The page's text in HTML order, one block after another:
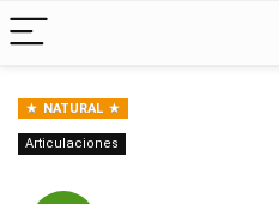
NATURAL
Articulaciones